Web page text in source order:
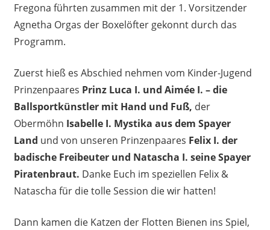
Fregona führten zusammen mit der 1. Vorsitzender
Agnetha Orgas der Boxelöfter gekonnt durch das
Programm.
Zuerst hieß es Abschied nehmen vom Kinder-Jugend
Prinzenpaares Prinz Luca I. und Aimée I. – die
Ballsportkünstler mit Hand und Fuß, der
Obermöhn Isabelle I. Mystika aus dem Spayer
Land und von unseren Prinzenpaares Felix I. der
badische Freibeuter und Natascha I. seine Spayer
Piratenbraut. Danke Euch im speziellen Felix &
Natascha für die tolle Session die wir hatten!
Dann kamen die Katzen der Flotten Bienen ins Spiel,